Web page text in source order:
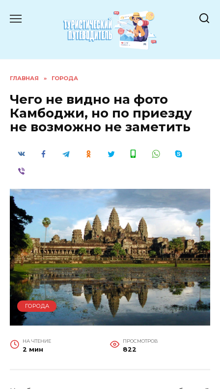
ГЛАВНАЯ » ГОРОДА
Чего не видно на фото
Камбоджи, но по приезду
не возможно не заметить
ГОРОДА
НА ЧТЕНИЕ
2 мин
ПРОСМОТРОВ
822